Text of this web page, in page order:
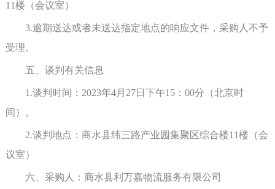
11楼（会议室）
3.逾期送达或者未送达指定地点的响应文件，采购人不予
受理。
五、 谈判 有关信息
1.谈判时间 ： 2023年4月 27日下午15： 00分（北京时
间）。
2.谈判 地点：商水县纬三路产业园集聚区综合楼11楼（会
议室）
六、采购人 ： 商水县利万嘉物流服务有限公司